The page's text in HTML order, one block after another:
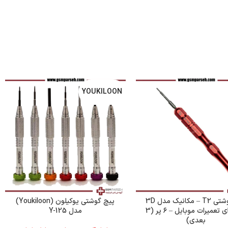
پیچ گوشتی T2 – مکانیک مدل 3D
MX برای تعمیرات موبایل – ۶ پر (3
بعدی)
YOUKILOON
پیچ گوشتی یوکیلون (Youkiloon)
مدل Y-125